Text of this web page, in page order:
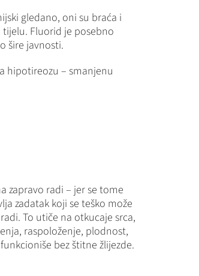
gledano, oni su braća i
Fluorid je posebno
šire javnosti.
hipotireozu – smanjenu
zapravo radi – jer se tome
zadatak koji se teško može
To utiče na otkucaje srca,
raspoloženje, plodnost,
bez štitne žlijezde.